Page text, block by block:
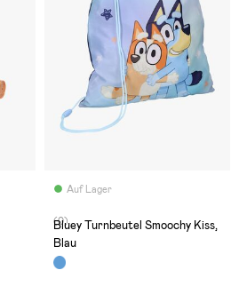
Auf Lager
(0)
Bluey Turnbeutel Smoochy Kiss,
Blau